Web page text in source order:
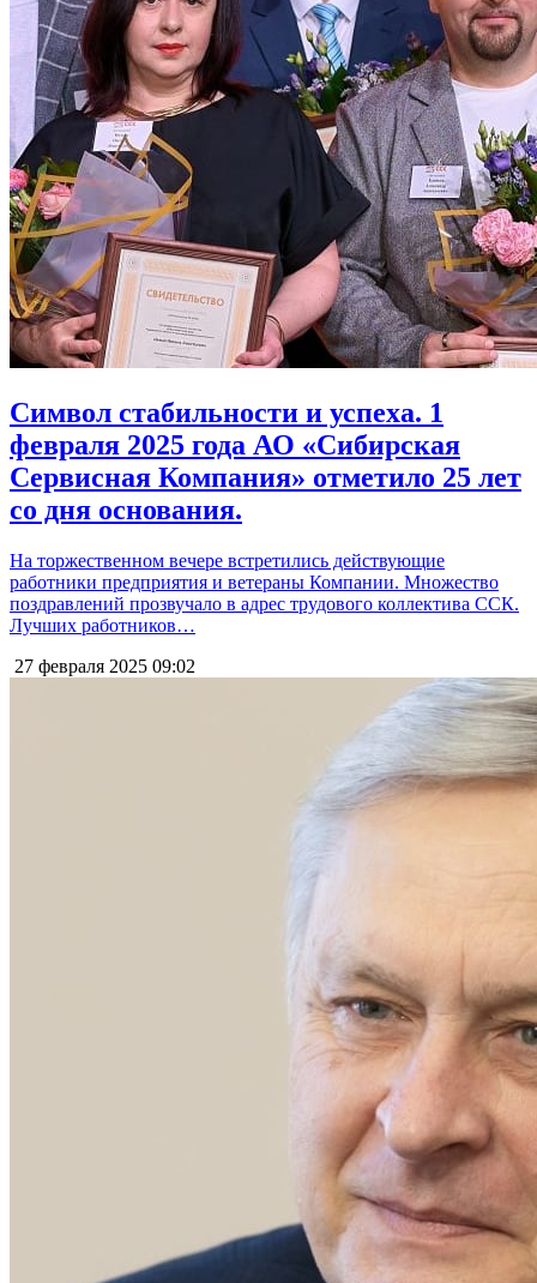
Символ стабильности и успеха. 1
февраля 2025 года АО «Сибирская
Сервисная Компания» отметило 25 лет
со дня основания.
На торжественном вечере встретились действующие
работники предприятия и ветераны Компании. Множество
поздравлений прозвучало в адрес трудового коллектива ССК.
Лучших работников…
27 февраля 2025 09:02